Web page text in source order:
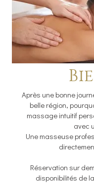
Après une bonne
belle région,
massage intuitif
avec
Une masseuse
Réservation sur
disponibilités de